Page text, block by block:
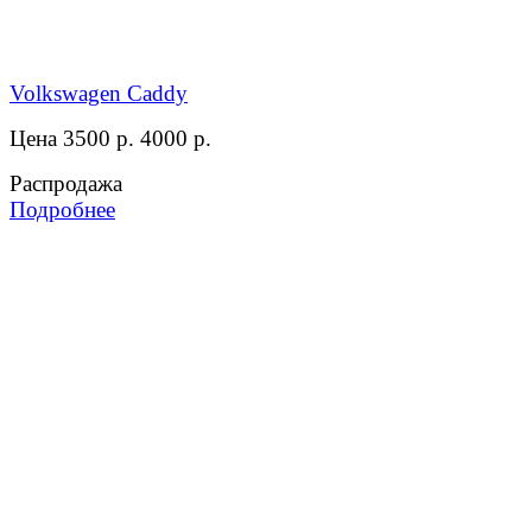
Volkswagen Caddy
Цена 3500 р. 4000 р.
Распродажа
Подробнее